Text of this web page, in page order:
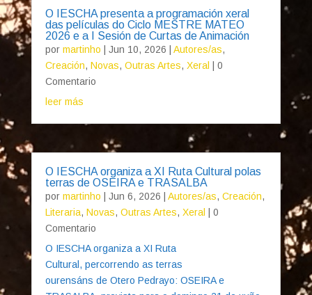
O IESCHA presenta a programación xeral
das películas do Ciclo MESTRE MATEO
2026 e a I Sesión de Curtas de Animación
por martinho Jun 10, 2026 Autores/as,
Creación, Novas, Outras Artes, Xeral
| 0
Comentario
leer más
O IESCHA organiza a XI Ruta Cultural polas
terras de OSEIRA e TRASALBA
por martinho Jun 6, 2026 Autores/as, Creación,
Literaria, Novas, Outras Artes, Xeral
| 0
Comentario
O IESCHA organiza a XI Ruta
Cultural, percorrendo as terras
ourensáns de Otero Pedrayo: OSEIRA e